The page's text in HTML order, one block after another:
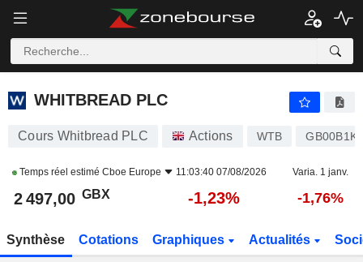
WHITBREAD PLC
WHITBREAD PLC
Cours Whitbread PLC Actions WTB
Temps réel estimé Cboe Europe 11:03:40 07/08/2026 Varia. 1 janv.
2 497,00 GBX -1,23% -1,76%
Synthèse Cotations Graphiques Actualités